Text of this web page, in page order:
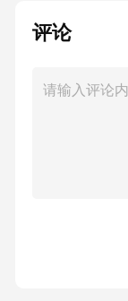
立健全事件
全幼儿园安
强化监督检
儿园进行安
评论